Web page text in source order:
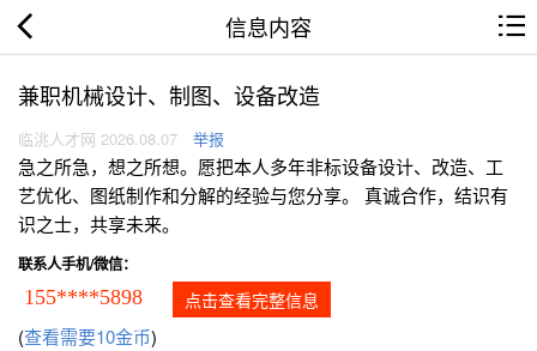
信息内容
兼职机械设计、制图、设备改造
临洮人才网 2026.08.07 举报
急之所急，想之所想。愿把本人多年非标设备设计、改造、工
艺优化、图纸制作和分解的经验与您分享。 真诚合作，结识有
识之士，共享未来。
联系人手机/微信：
155****5898 点击查看完整信息
(查看需要10金币)